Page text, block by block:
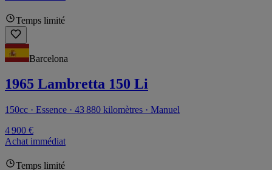
Temps limité
Barcelona
1965 Lambretta 150 Li
150cc · Essence · 43 880 kilomètres · Manuel
4 900 €
Achat immédiat
Temps limité